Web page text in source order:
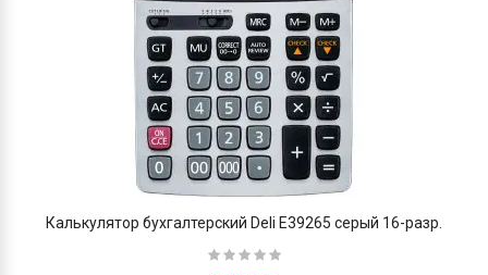
Калькулятор бухгалтерский Deli E39265 серый 16-разр.